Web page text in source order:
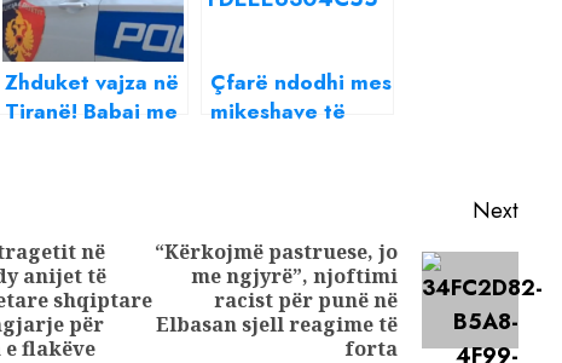
Zhduket vajza në
Tiranë! Babai me
Çfarë ndodhi mes
mikeshave të
Mevlanit
Previous
post:
në
anijet të
shqiptare
për
flakëve
Next
Next
post:
“Kërkojmë pastruese, jo
me ngjyrë”, njoftimi
racist për punë në
Elbasan sjell reagime të
forta